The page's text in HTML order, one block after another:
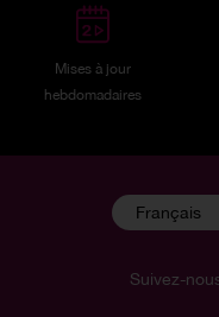
Mises à jour
hebdomadaires
Suivez-
Français